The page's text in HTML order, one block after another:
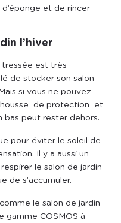
et de rincer
l’hiver
tressée est très
de stocker son salon
si vous ne pouvez
housse de protection et
bas peut rester dehors.
pour éviter le soleil de
Il y a aussi un
le salon de jardin
de s’accumuler.
le salon de jardin
gamme COSMOS à